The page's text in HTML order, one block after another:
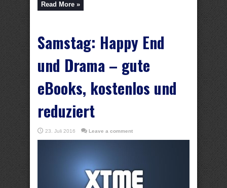
Read More »
Samstag: Happy End
und Drama – gute
eBooks, kostenlos und
reduziert
23. Juli 2016 Leave a comment